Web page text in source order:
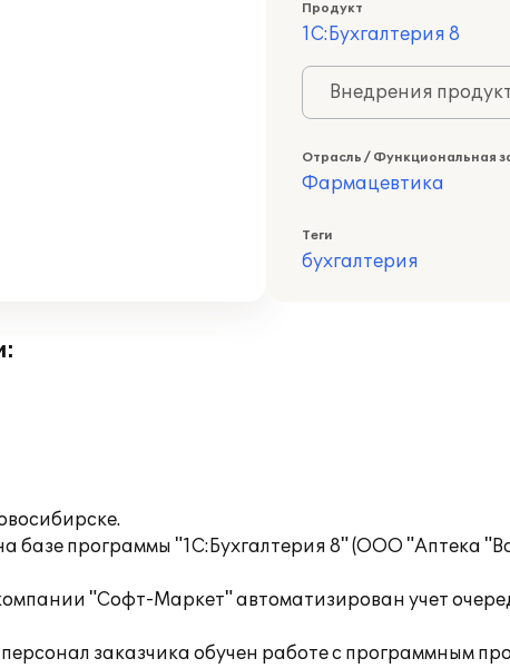
Продукт
1С:Бухгалтерия 8
Внедрения
Отрасль / Функциональная
Фармацевтика
Теги
бухгалтерия
базе программы "1С:Бухгалтерия 8" (ООО "Аптека
"Софт-Маркет" автоматизирован учет
заказчика обучен работе с программным